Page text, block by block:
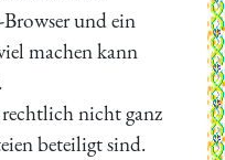
und ein
machen kann
nicht ganz
beteiligt sind.